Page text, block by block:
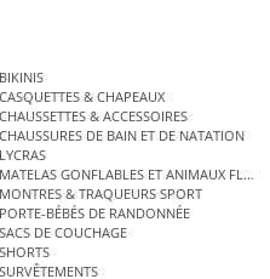
BIKINIS
CASQUETTES & CHAPEAUX
CHAUSSETTES & ACCESSOIRES
CHAUSSURES DE BAIN ET DE NATATION
LYCRAS
MATELAS GONFLABLES ET ANIMAUX
MONTRES & TRAQUEURS SPORT
PORTE-BÉBÉS DE RANDONNÉE
SACS DE COUCHAGE
SHORTS
SURVÊTEMENTS